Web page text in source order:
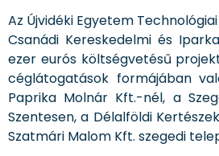
Az Újvidéki Egyetem
Csanádi Kereskedelmi és
ezer eurós költségvetésű
céglátogatások formájában
Paprika Molnár Kft.-nél, a
Szentesen, a Délalföldi
Szatmári Malom Kft. szegedi